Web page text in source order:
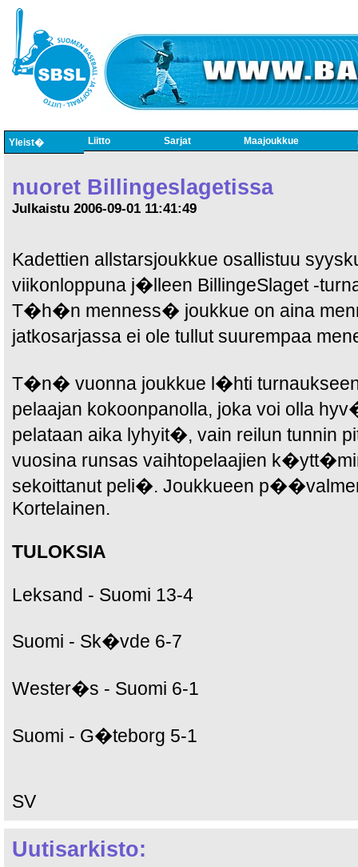
Yleist� Liitto Sarjat Maajoukkue
nuoret Billingeslagetissa
Julkaistu 2006-09-01 11:41:49
Kadettien allstarsjoukkue osallistuu
viikonloppuna j�lleen BillingeSlaget -
T�h�n menness� joukkue on aina
jatkosarjassa ei ole tullut suurempaa
T�n� vuonna joukkue l�hti
pelaajan kokoonpanolla, joka voi olla
pelataan aika lyhyit�, vain reilun tunnin
vuosina runsas vaihtopelaajien
sekoittanut peli�. Joukkueen
Kortelainen.
TULOKSIA
Leksand - Suomi 13-4
Suomi - Sk�vde 6-7
Wester�s - Suomi 6-1
Suomi - G�teborg 5-1
SV
Uutisarkisto: